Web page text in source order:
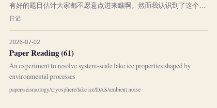
有好的题目估计大家都不愿意点进来瞧啊。然而我认识到了这个问
题却又没有针对题目进行修改 也许是因没深谙新闻传播学之道而不
日记
2026-07-02
Paper Reading (61)
An experiment to resolve system-scale lake ice properties shaped by
environmental processes
paper/seismology/cryosphere/lake ice/DAS/ambient noise